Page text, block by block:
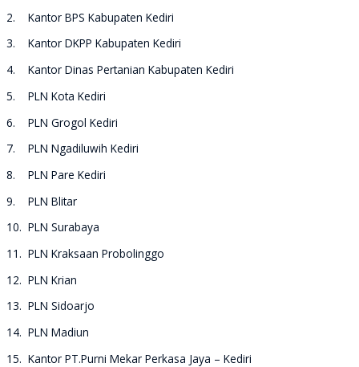
2. Kantor BPS Kabupaten Kediri
3. Kantor DKPP Kabupaten Kediri
4. Kantor Dinas Pertanian Kabupaten Kediri
5. PLN Kota Kediri
6. PLN Grogol Kediri
7. PLN Ngadiluwih Kediri
8. PLN Pare Kediri
9. PLN Blitar
10. PLN Surabaya
11. PLN Kraksaan Probolinggo
12. PLN Krian
13. PLN Sidoarjo
14. PLN Madiun
15. Kantor PT.Purni Mekar Perkasa Jaya – Kediri